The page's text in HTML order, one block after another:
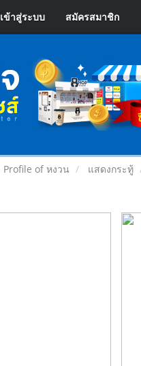
เข้าสู่ระบบ สมัครสมาชิก
Profile of หงวน แสดงกระทู้